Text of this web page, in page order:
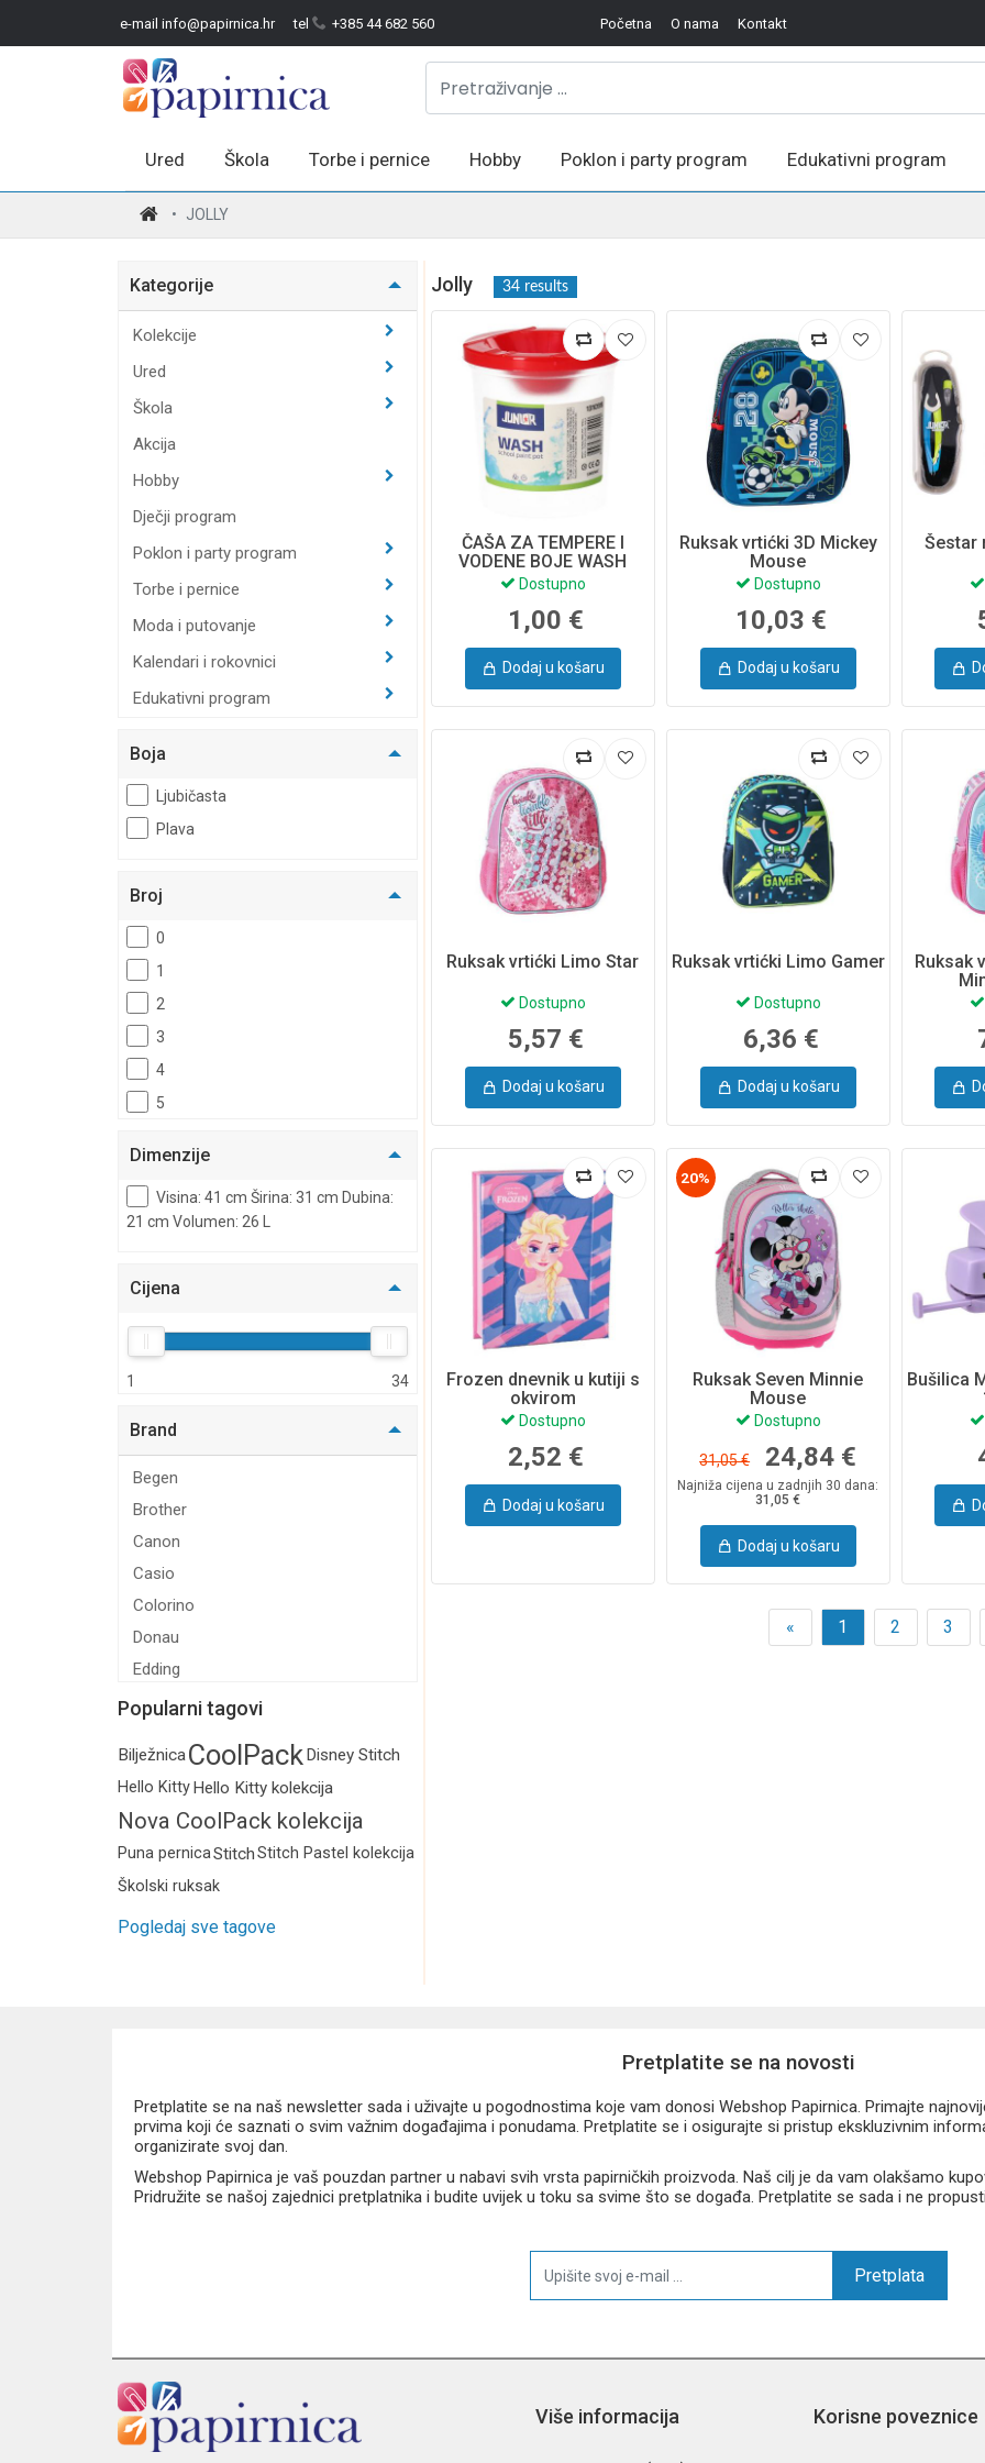
e-mail info@papirnica.hr tel +385 44 682 560 Početna O nama Kontakt
Ured Škola Torbe i pernice Hobby Poklon i party program Edukativni program
JOLLY
Kategorije
Kolekcije
Ured
Škola
Akcija
Hobby
Dječji program
Poklon i party program
Torbe i pernice
Moda i putovanje
Kalendari i rokovnici
Edukativni program
Boja
Ljubičasta
Plava
Broj
0
1
2
3
4
5
8
Dimenzije
Visina: 41 cm Širina: 31 cm Dubina:
21 cm Volumen: 26 L
Cijena
1 34
Brand
Begen
Brother
Canon
Casio
Colorino
Donau
Edding
Educa
Epson
EverActive
Faber Castell
Flora Obal
Fornax
Forpus
Karbon
Karton P+P
LEGO®
PartyDeco
Patio
Popularni tagovi
BilježnicaCoolPackDisney Stitch
Hello KittyHello Kitty kolekcija
Nova CoolPack kolekcija
2026.
Puna pernicaStitchStitch Pastel kolekcija
Školski ruksak
Pogledaj sve tagove
Jolly 34 results
ČAŠA ZA TEMPERE I
VODENE BOJE WASH
Dostupno
1,00 €
Dodaj u košaru
Ruksak vrtićki 3D Mickey
Mouse
Dostupno
10,03 €
Dodaj u košaru
Šestar
Ruksak vrtićki Limo Star
Dostupno
5,57 €
Dodaj u košaru
Ruksak vrtićki Limo Gamer
Dostupno
6,36 €
Dodaj u košaru
Ruksak
Frozen dnevnik u kutiji s
okvirom
Dostupno
2,52 €
Dodaj u košaru
20%
Ruksak Seven Minnie
Mouse
Dostupno
31,05 € 24,84 €
Najniža cijena u zadnjih 30 dana:
31,05 €
Dodaj u košaru
Bušilica
« 1 2 3
Pretplatite se na novosti
Pretplatite se na naš newsletter sada i uživajte u pogodnostima koje vam donosi Webshop Papirnica. Primajte
prvima koji će saznati o svim važnim događajima i ponudama. Pretplatite se i osigurajte si pristup ekskluzivnim
organizirate svoj dan.
Webshop Papirnica je vaš pouzdan partner u nabavi svih vrsta papirničkih proizvoda. Naš cilj je da vam olakšamo
Pridružite se našoj zajednici pretplatnika i budite uvijek u toku sa svime što se događa. Pretplatite se sada i ne
Pretplata
Više informacija Korisne poveznice